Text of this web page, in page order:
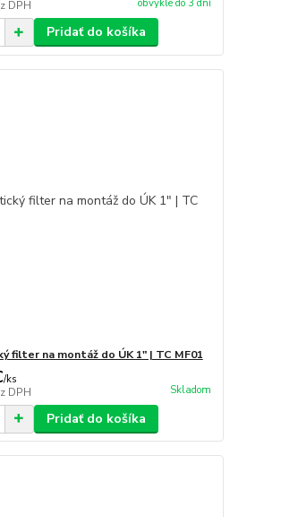
DPH obvykle do 3 dní
Pridať do košíka
filter na montáž do ÚK 1" | TC MF01
/ks
DPH Skladom
Pridať do košíka